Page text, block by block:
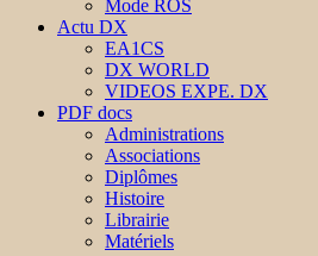
Mode ROS
Actu DX
EA1CS
DX WORLD
VIDEOS EXPE. DX
PDF docs
Administrations
Associations
Diplômes
Histoire
Librairie
Matériels